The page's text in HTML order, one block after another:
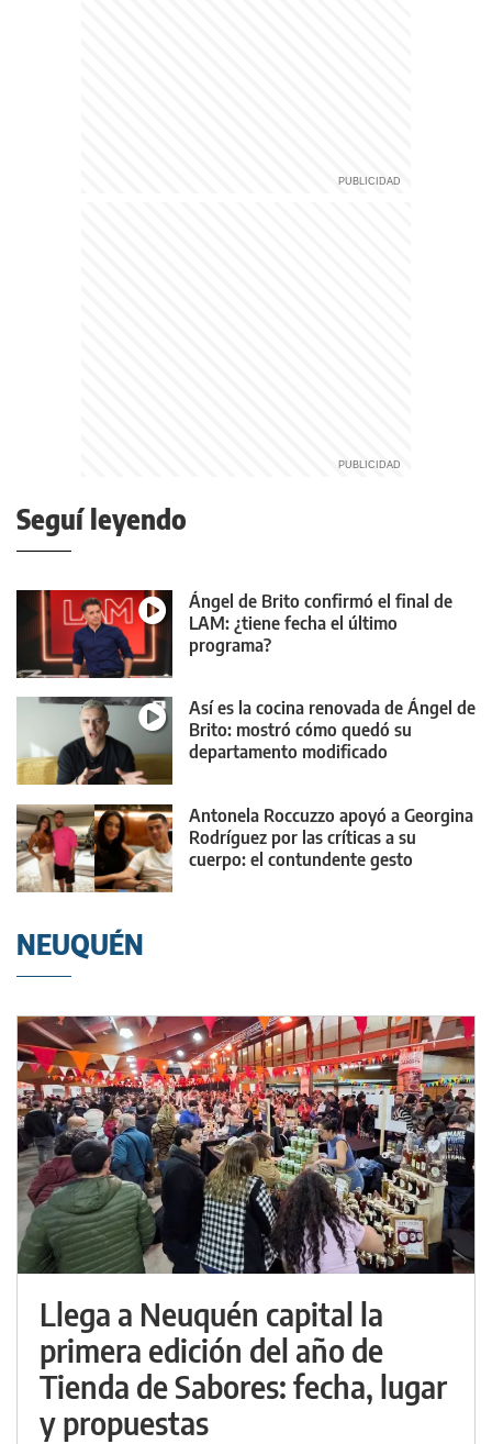
Seguí leyendo
Ángel de Brito confirmó el final de
LAM: ¿tiene fecha el último
programa?
Así es la cocina renovada de Ángel de
Brito: mostró cómo quedó su
departamento modificado
Antonela Roccuzzo apoyó a Georgina
Rodríguez por las críticas a su
cuerpo: el contundente gesto
NEUQUÉN
Llega a Neuquén capital la
primera edición del año de
Tienda de Sabores: fecha, lugar
y propuestas